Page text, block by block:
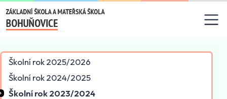
Základní škola a mateřská
Školní rok 2025/2026
Školní rok 2024/2025
Školní rok 2023/2024